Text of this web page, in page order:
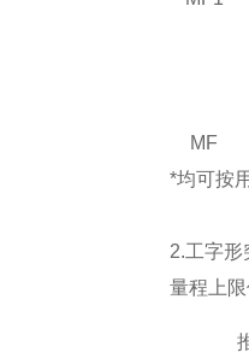
MF
*均可按
2.工字形
量程上